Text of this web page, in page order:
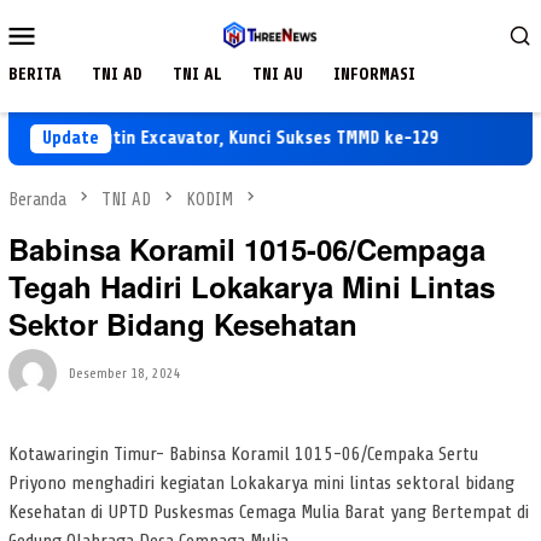
ke
Mobile
BERITA TNI AD TNI AL TNI AU INFORMASI
Update
Rutin Excavator, Kunci Sukses TMMD ke-129
Beranda TNI AD KODIM
Babinsa Koramil 1015-06/Cempaga
Tegah Hadiri Lokakarya Mini Lintas
Sektor Bidang Kesehatan
Desember 18, 2024
Kotawaringin Timur- Babinsa Koramil 1015-06/Cempaka Sertu
Priyono menghadiri kegiatan Lokakarya mini lintas sektoral bidang
Kesehatan di UPTD Puskesmas Cemaga Mulia Barat yang Bertempat di